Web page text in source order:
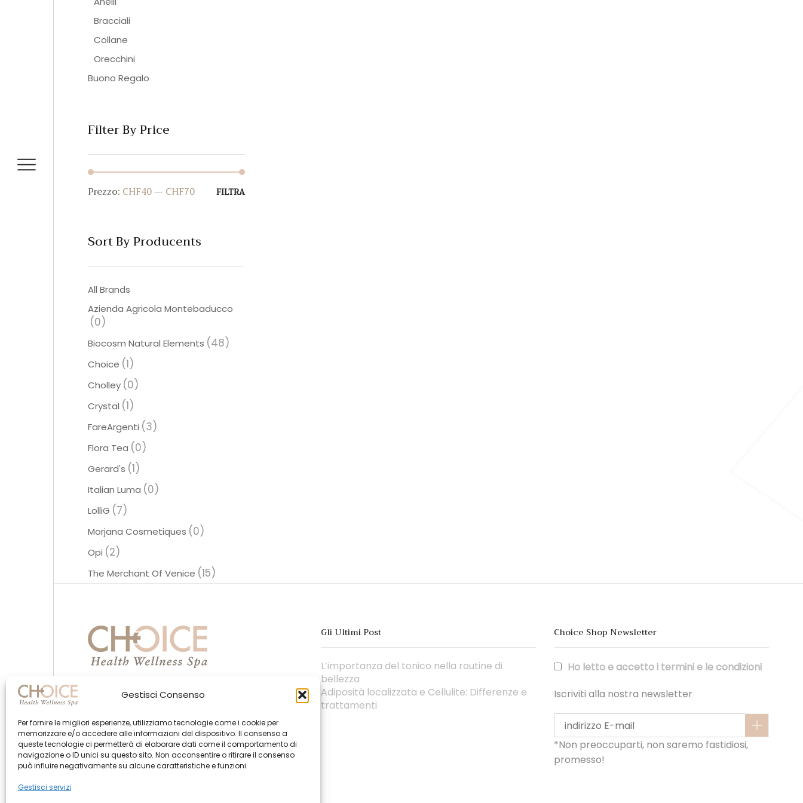
Gestisci Consenso
Per fornire le migliori esperienze, utilizziamo tecnologie come i cookie per
memorizzare e/o accedere alle informazioni del dispositivo. Il consenso a
queste tecnologie ci permetterà di elaborare dati come il comportamento di
navigazione o ID unici su questo sito. Non acconsentire o ritirare il consenso
può influire negativamente su alcune caratteristiche e funzioni.
Gestisci servizi
Bracciali
Collane
Orecchini
Buono Regalo
Filter By Price
Prezzo
Prezzo
FILTRA
Prezzo: CHF40— CHF70
Sort By Producents
All Brands
Azienda Agricola Montebaducco
(0)
Biocosm Natural Elements (48)
Choice (1)
Cholley (0)
Crystal (1)
FareArgenti (3)
Flora Tea (0)
Gerard's (1)
Italian Luma (0)
LolliG (7)
Morjana Cosmetiques (0)
Opi (2)
The Merchant Of Venice (15)
Gli Ultimi Post
L’importanza del tonico nella routine di
bellezza
Adiposità localizzata e Cellulite: Differenze e
trattamenti
Choice Shop Newsletter
Ho letto e accetto i termini e le condizioni
Iscriviti alla nostra newsletter
*Non preoccuparti, non saremo fastidiosi,
promesso!